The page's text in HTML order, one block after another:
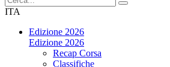
ITA
Edizione 2026
Edizione 2026
Recap Corsa
Classifiche